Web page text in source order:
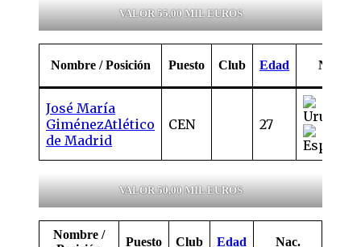
VALOR 55,00 MIL EUROS
Nombre / Posición Puesto Club Edad Nac.
José María
GiménezAtlético
de Madrid
CEN 27
VALOR 50,00 MIL EUROS
Nombre /
Puesto Club Edad Nac.